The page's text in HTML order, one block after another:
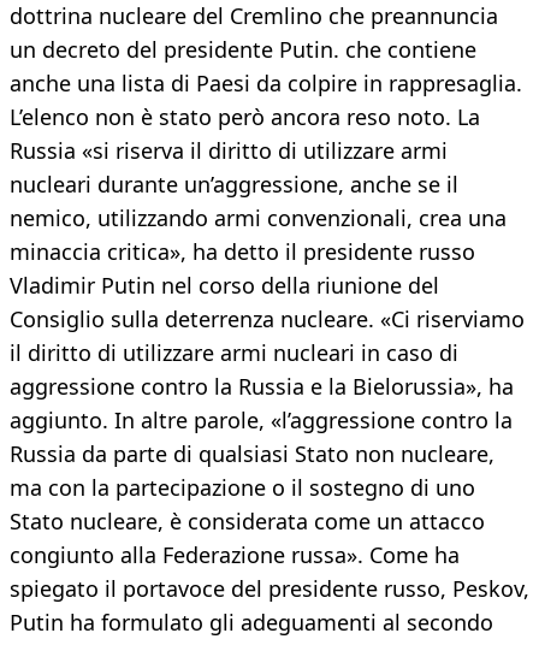
dottrina nucleare del Cremlino che preannuncia
un decreto del presidente Putin. che contiene
anche una lista di Paesi da colpire in rappresaglia.
L’elenco non è stato però ancora reso noto. La
Russia «si riserva il diritto di utilizzare armi
nucleari durante un’aggressione, anche se il
nemico, utilizzando armi convenzionali, crea una
minaccia critica», ha detto il presidente russo
Vladimir Putin nel corso della riunione del
Consiglio sulla deterrenza nucleare. «Ci riserviamo
il diritto di utilizzare armi nucleari in caso di
aggressione contro la Russia e la Bielorussia», ha
aggiunto. In altre parole, «l’aggressione contro la
Russia da parte di qualsiasi Stato non nucleare,
ma con la partecipazione o il sostegno di uno
Stato nucleare, è considerata come un attacco
congiunto alla Federazione russa». Come ha
spiegato il portavoce del presidente russo, Peskov,
Putin ha formulato gli adeguamenti al secondo